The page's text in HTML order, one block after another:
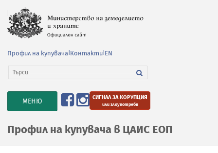
Профил на купувача Контакти EN
TOGGLE
NAVIGATION
МЕНЮ СИГНАЛ ЗА КОРУПЦИЯ
или злоупотреби
Профил на купувача в ЦАИС ЕОП